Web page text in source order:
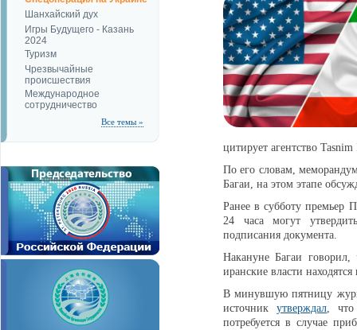
Шанхайский дух
Игры Будущего - Казань
2024
Туризм
Чрезвычайные
происшествия
Международное
сотрудничество
Все темы »
цитирует агентство Tasnim
По его словам,
Багаи, на этом этапе
Ранее в субботу
24 часа могут
подписания документа.
Накануне Багаи
иранские власти
В минувшую пятницу
источникутверждал, что
потребуется в случае